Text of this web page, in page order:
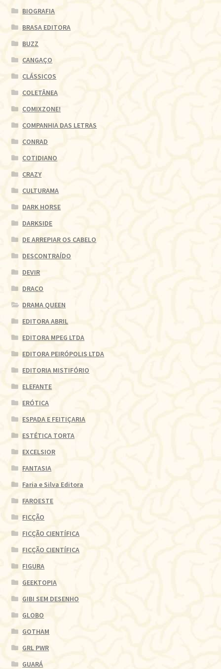
BIOGRAFIA
BRASA EDITORA
BUZZ
CANGAÇO
CLÁSSICOS
COLETÂNEA
COMIXZONE!
COMPANHIA DAS LETRAS
CONRAD
COTIDIANO
CRAZY
CULTURAMA
DARK HORSE
DARKSIDE
DE ARREPIAR OS CABELO
DESCONTRAÍDO
DEVIR
DRACO
DRAMA QUEEN
EDITORA ABRIL
EDITORA MPEG LTDA
EDITORA PEIRÓPOLIS LTDA
EDITORIA MISTIFÓRIO
ELEFANTE
ERÓTICA
ESPADA E FEITIÇARIA
ESTÉTICA TORTA
EXCELSIOR
FANTASIA
Faria e Silva Editora
FAROESTE
FICÇÃO
FICÇÃO CIENTÍFICA
FICÇÃO CIENTÍFICA
FIGURA
GEEKTOPIA
GIBI SEM DESENHO
GLOBO
GOTHAM
GRL PWR
GUARÁ